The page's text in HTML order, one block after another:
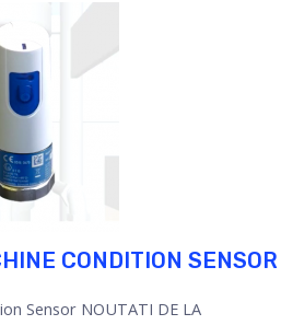
CONDITION SENSOR
Sensor NOUTATI DE LA